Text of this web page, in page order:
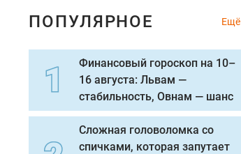
ПОПУЛЯРНОЕ Ещё
Финансовый гороскоп на 10–
16 августа: Львам —
стабильность, Овнам — шанс
Сложная головоломка со
спичками, которая запутает